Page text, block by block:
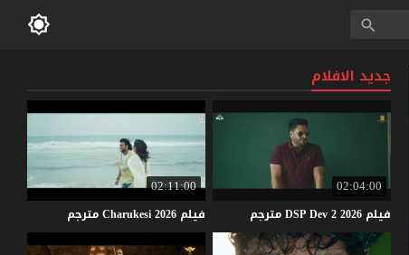
جديد الافلام
02:04:00
فيلم DSPDev22026 مترجم
02:11:00
فيلم Charukesi2026 مترجم